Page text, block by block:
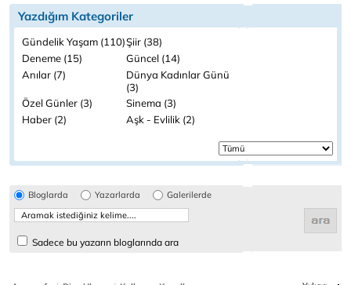
Yazdığım Kategoriler
Gündelik Yaşam (110)Şiir (38)
Deneme (15)
Güncel (14)
Anılar (7)
Dünya Kadınlar Günü
(3)
Özel Günler (3)
Sinema (3)
Haber (2)
Aşk - Evlilik (2)
Bloglarda Yazarlarda Galerilerde
Sadece bu yazarın bloglarında ara